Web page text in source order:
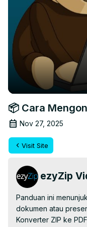
📦 Cara
Nov 27, 2025
Visit Site
ezyZip
Panduan ini
dokumen atau
Konverter ZIP ke